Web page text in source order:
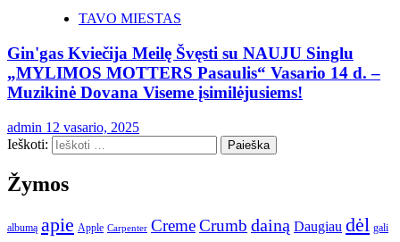
TAVO MIESTAS
Gin'gas Kviečija Meilę Švęsti su NAUJU Singlu
„MYLIMOS MOTTERS Pasaulis“ Vasario 14 d. –
Muzikinė Dovana Viseme įsimilėjusiems!
admin 12 vasario, 2025
Ieškoti:
Žymos
albumą apie Apple Carpenter CremeCrumb dainą Daugiau dėl gali